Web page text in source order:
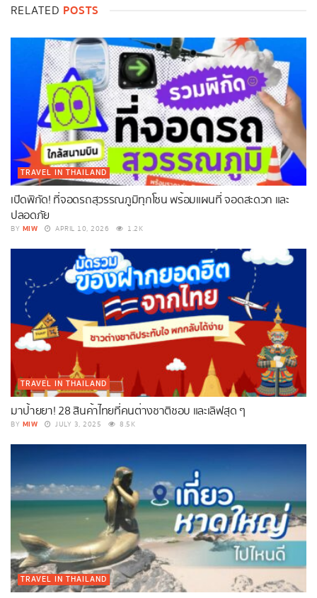
RELATED POSTS
TRAVEL IN THAILAND
เปิดพิกัด! ที่จอดรถสุวรรณภูมิทุกโซน พร้อมแผนที่ จอดสะดวก และ
ปลอดภัย
BY MIW APRIL 10, 2026 1.2K
TRAVEL IN THAILAND
มาป้ายยา! 28 สินค้าไทยที่คนต่างชาติชอบ และเลิฟสุด ๆ
BY MIW JULY 3, 2025 8.5K
TRAVEL IN THAILAND